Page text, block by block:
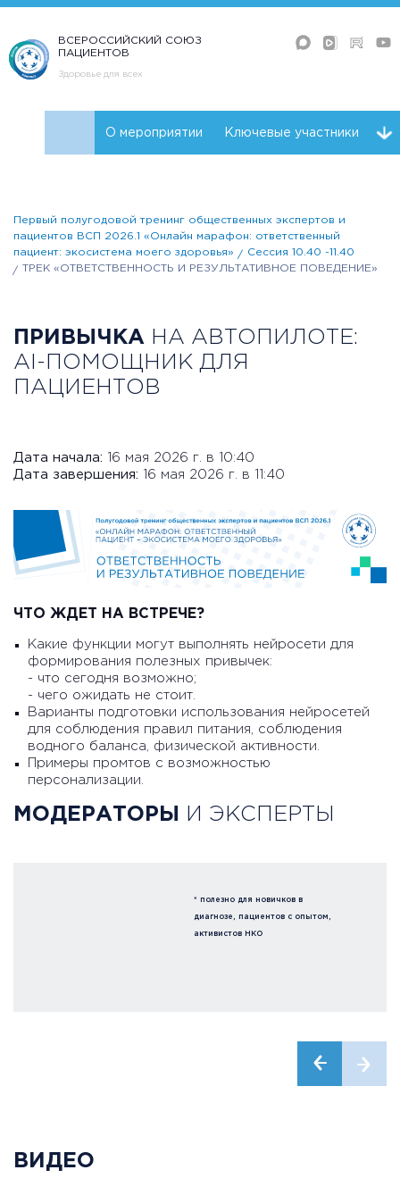
ВСЕРОССИЙСКИЙ СОЮЗ
ПАЦИЕНТОВ
Здоровье для всех
О мероприятии Ключевые участники
Первый полугодовой тренинг общественных экспертов и
пациентов ВСП 2026.1 «Онлайн марафон: ответственный
пациент: экосистема моего здоровья»
Сессия 10.40 -11.40
ТРЕК «ОТВЕТСТВЕННОСТЬ И РЕЗУЛЬТАТИВНОЕ ПОВЕДЕНИЕ»
ПРИВЫЧКА НА АВТОПИЛОТЕ:
AI-ПОМОЩНИК ДЛЯ
ПАЦИЕНТОВ
Дата начала: 16 мая 2026 г. в 10:40
Дата завершения: 16 мая 2026 г. в 11:40
ЧТО ЖДЕТ НА ВСТРЕЧЕ?
Какие функции могут выполнять нейросети для
формирования полезных привычек:
- что сегодня возможно;
- чего ожидать не стоит.
Варианты подготовки использования нейросетей
для соблюдения правил питания, соблюдения
водного баланса, физической активности.
Примеры промтов с возможностью
персонализации.
МОДЕРАТОРЫ И ЭКСПЕРТЫ
* полезно для новичков в
диагнозе, пациентов с опытом,
активистов НКО
ВИДЕО